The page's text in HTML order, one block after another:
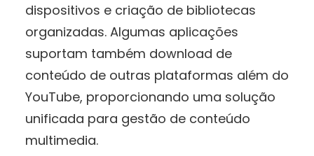
dispositivos e criação de bibliotecas
organizadas. Algumas aplicações
suportam também download de
conteúdo de outras plataformas além do
YouTube, proporcionando uma solução
unificada para gestão de conteúdo
multimedia.